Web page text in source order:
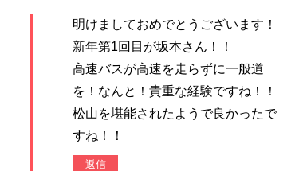
明けましておめでとうございます！
新年第1回目が坂本さん！！
高速バスが高速を走らずに一般道
を！なんと！貴重な経験ですね！！
松山を堪能されたようで良かったで
すね！！
返信